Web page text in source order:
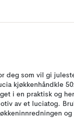
deg som vil gi
kjøkkenhåndkle
i en praktisk og
av et luciatog.